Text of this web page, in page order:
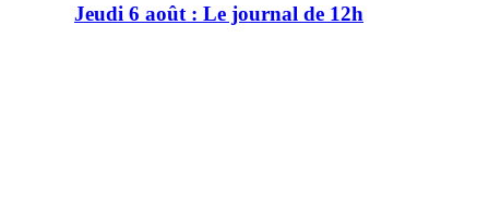
Jeudi 6 août : Le journal de 12h